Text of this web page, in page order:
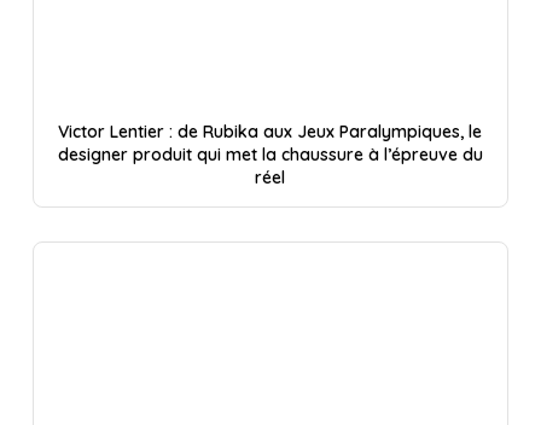
Victor Lentier : de Rubika aux Jeux Paralympiques, le
designer produit qui met la chaussure à l’épreuve du
réel